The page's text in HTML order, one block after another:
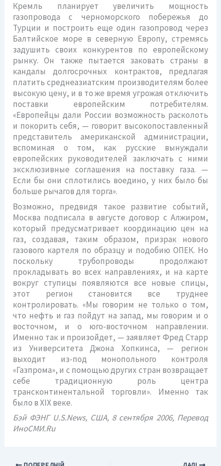
Кремль планирует увеличить мощность
газопровода с черноморского побережья до
Турции и построить еще один газопровод через
Балтийское море в северную Европу, стремясь
задушить своих конкурентов по европейскому
рынку. Он также пытается заковать страны в
кандалы долгосрочных контрактов, предлагая
платить среднеазиатским производителям более
высокую цену, и в то же время угрожая отключить
поставки европейским потребителям.
«Европейцы дали России возможность расколоть
и покорить себя, — говорит высокопоставленный
представитель американской администрации,
вспоминая о том, как русские вынуждали
европейских руководителей заключать с ними
эксклюзивные соглашения на поставку газа. —
Если бы они сплотились воедино, у них было бы
больше рычагов для торга».
Возможно, предвидя такое развитие событий,
Москва подписала в августе договор с Алжиром,
который предусматривает координацию цен на
газ, создавая, таким образом, призрак нового
газового картеля по образцу и подобию ОПЕК. Но
поскольку трубопроводы продолжают
прокладывать во всех направлениях, и на карте
вокруг ступицы появляются все новые спицы,
этот регион становится все труднее
контролировать. «Мы говорим не только о том,
что нефть и газ пойдут на запад, мы говорим и о
восточном, и о юго-восточном направлении.
Именно так и произойдет, — заявляет Фред Старр
из Университета Джона Хопкинса, — регион
выходит из-под монопольного контроля
«Газпрома», и с помощью других стран возвращает
себе традиционную роль центра
трансконтинентальной торговли». Именно так
было в ХIХ веке.
Бэй ФЭНГ U.S.News, США, 8 сентября 2006, Перевод
ИноСМИ.Ru